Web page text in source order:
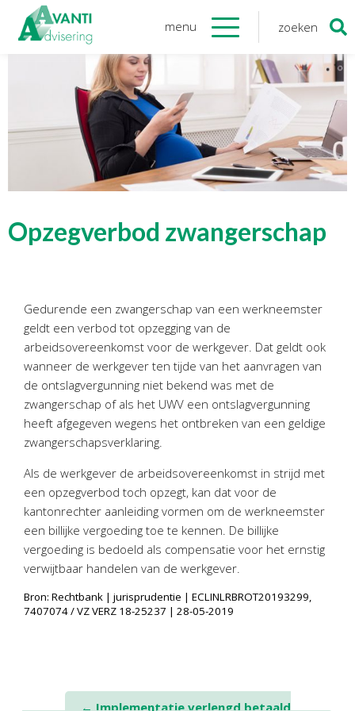
menu zoeken
Organisatie
Onze medewerkers
NOAB gecertificeerd
Algemene verordening
gegevensbescherming
Sponsoring
Startersbegeleiding
Tijdelijk financieel personeel
Personeel & Organisatie
Bedrijfseconomisch advies
Belastingadvies Purmerend
Online boekhouden
Nieuws&informatie
Nieuwsbrief
Nieuwsoverzicht
Handige links
Zoeken
Opzegverbod zwangerschap
Gedurende een zwangerschap van een werkneemster
geldt een verbod tot opzegging van de
arbeidsovereenkomst voor de werkgever. Dat geldt ook
wanneer de werkgever ten tijde van het aanvragen van
de ontslagvergunning niet bekend was met de
zwangerschap of als het UWV een ontslagvergunning
heeft afgegeven wegens het ontbreken van een geldige
zwangerschapsverklaring.
Als de werkgever de arbeidsovereenkomst in strijd met
een opzegverbod toch opzegt, kan dat voor de
kantonrechter aanleiding vormen om de werkneemster
een billijke vergoeding toe te kennen. De billijke
vergoeding is bedoeld als compensatie voor het ernstig
verwijtbaar handelen van de werkgever.
Bron: Rechtbank | jurisprudentie | ECLINLRBROT20193299,
7407074 / VZ VERZ 18-25237 | 28-05-2019
← Implementatie verlengd betaald